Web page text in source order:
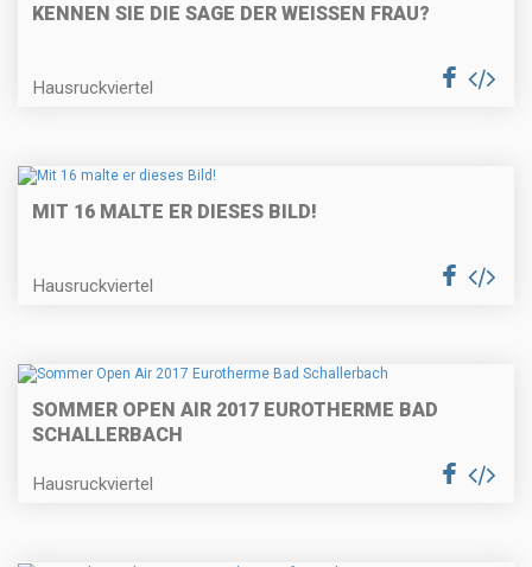
KENNEN SIE DIE SAGE DER WEISSEN FRAU?
Hausruckviertel
MIT 16 MALTE ER DIESES BILD!
Hausruckviertel
SOMMER OPEN AIR 2017 EUROTHERME BAD
SCHALLERBACH
Hausruckviertel